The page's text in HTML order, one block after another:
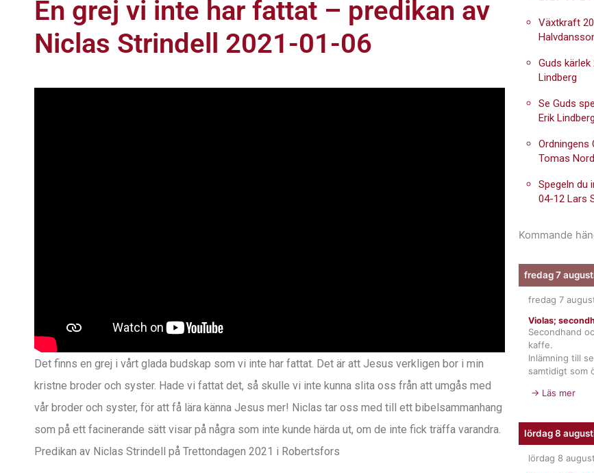
En grej vi inte har fattat – predikan av
Niclas Strindell 2021-01-06
Det finns en grej i vårt glada budskap som vi inte har fattat. Det är att Jesus verkligen bor i min
kristne broder och syster. Hade vi fattat det, så skulle vi inte kunna slita oss från att umgås med
vår broder och syster, för att få lära känna Jesus mer! Niclas tar oss med till ett bibelsammanhang
som på ett facinerande sätt visar på några som inte kunde härda ut, om de inte fick träffa varandra.
Predikan av Niclas Strindell på Trettondagen 2021 i Robertsfors
Växtkraft
Guds
Lindberg
Se Guds
Erik Lindberg
Ordningens
Tomas
Spegeln du
04-12 Lars
Kommande
fredag 7
fredag 7
Violas;
Secondhand
kaffe.
Inlämning till
samtidigt som
→ Läs mer
lördag 8
lördag 8